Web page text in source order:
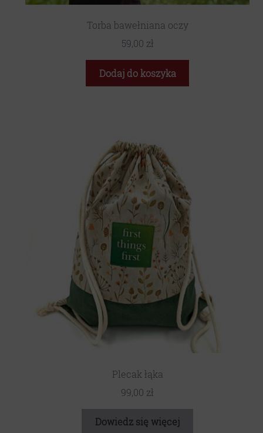
Torba bawełniana oczy
59,00 zł
Dodaj do koszyka
Plecak łąka
99,00 zł
Dowiedz się więcej